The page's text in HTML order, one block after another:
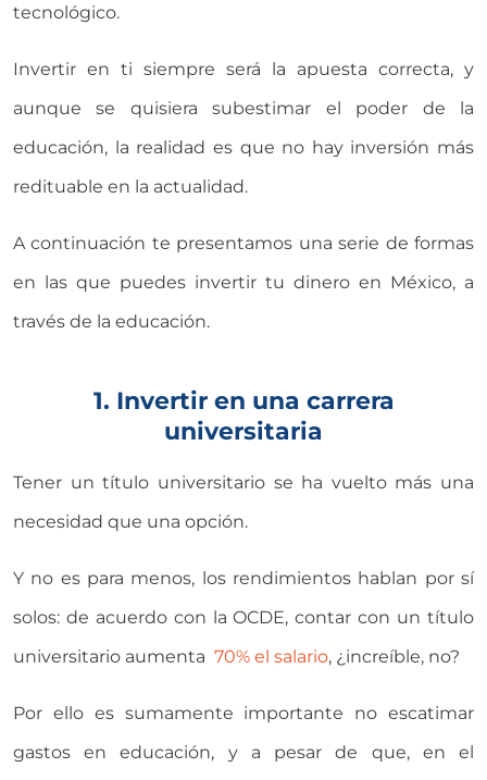
tecnológico.
Invertir en ti siempre será la apuesta correcta, y
aunque se quisiera subestimar el poder de la
educación, la realidad es que no hay inversión más
redituable en la actualidad.
A continuación te presentamos una serie de formas
en las que puedes invertir tu dinero en México, a
través de la educación.
1. Invertir en una carrera
universitaria
Tener un título universitario se ha vuelto más una
necesidad que una opción.
Y no es para menos, los rendimientos hablan por sí
solos: de acuerdo con la OCDE, contar con un título
universitario aumenta 70% el salario, ¿increíble, no?
Por ello es sumamente importante no escatimar
gastos en educación, y a pesar de que, en el